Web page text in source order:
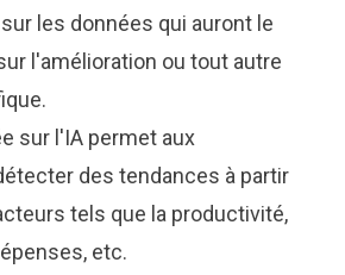
les données qui auront le
l'amélioration ou tout autre
sur l'IA permet aux
des tendances à partir
tels que la productivité,
etc.